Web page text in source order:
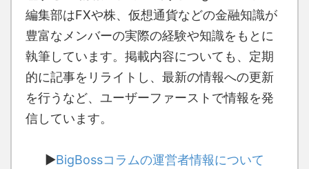
編集部はFXや株、仮想通貨などの金融知識が
豊富なメンバーの実際の経験や知識をもとに
執筆しています。掲載内容についても、定期
的に記事をリライトし、最新の情報への更新
を行うなど、ユーザーファーストで情報を発
信しています。
▶BigBossコラムの運営者情報について